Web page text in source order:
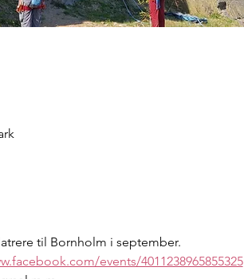
til Bornholm i september.
events/4011238965855325